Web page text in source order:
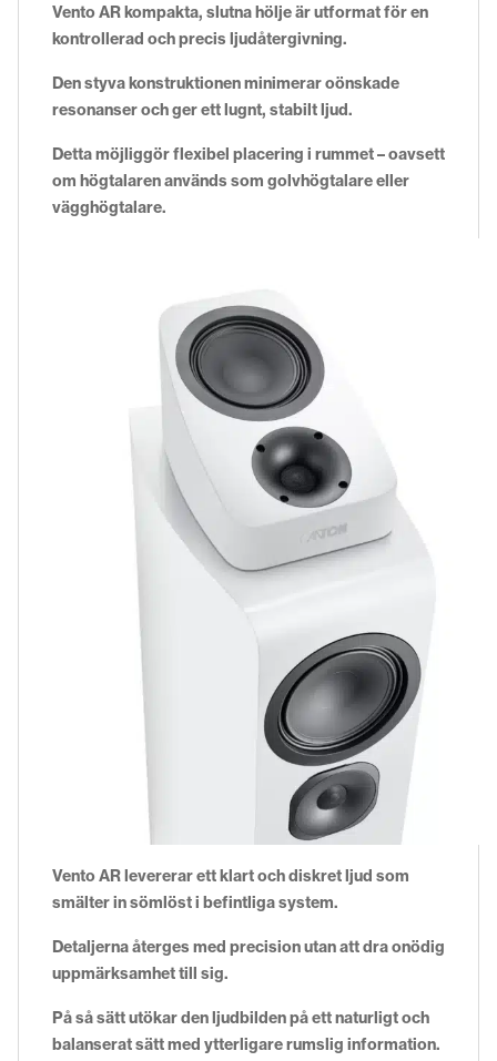
Vento AR kompakta, slutna hölje är utformat för en
kontrollerad och precis ljudåtergivning.
Den styva konstruktionen minimerar oönskade
resonanser och ger ett lugnt, stabilt ljud.
Detta möjliggör flexibel placering i rummet – oavsett
om högtalaren används som golvhögtalare eller
vägghögtalare.
Vento AR levererar ett klart och diskret ljud som
smälter in sömlöst i befintliga system.
Detaljerna återges med precision utan att dra onödig
uppmärksamhet till sig.
På så sätt utökar den ljudbilden på ett naturligt och
balanserat sätt med ytterligare rumslig information.